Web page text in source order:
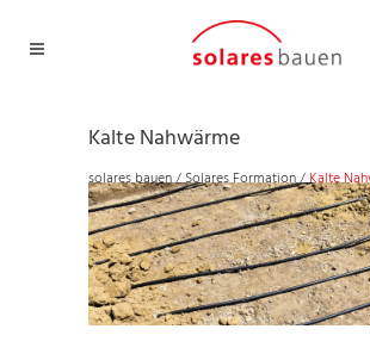
Kalte Nahwärme
solares bauen/Solares Formation/Kalte